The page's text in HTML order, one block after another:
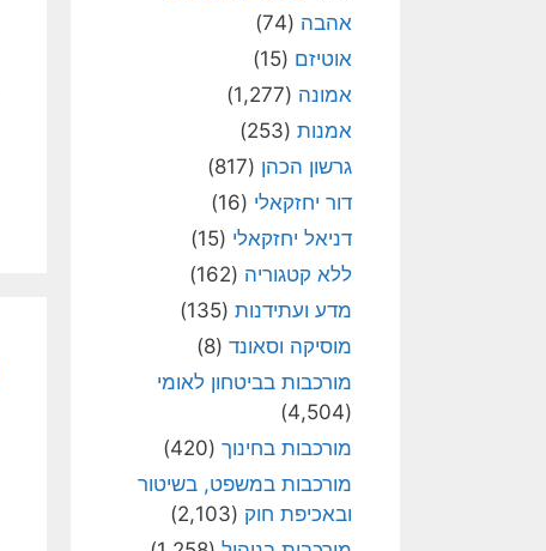
אהבה (74)
אוטיזם (15)
אמונה (1,277)
אמנות (253)
גרשון הכהן (817)
דור יחזקאלי (16)
דניאל יחזקאלי (15)
ללא קטגוריה (162)
מדע ועתידנות (135)
מוסיקה וסאונד (8)
מורכבות בביטחון לאומי
(4,504)
מורכבות בחינוך (420)
מורכבות במשפט, בשיטור
ובאכיפת חוק (2,103)